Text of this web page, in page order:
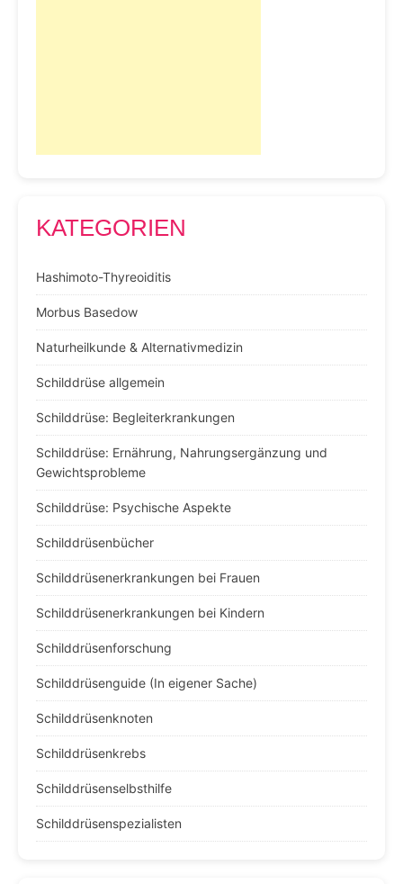
KATEGORIEN
Hashimoto-Thyreoiditis
Morbus Basedow
Naturheilkunde & Alternativmedizin
Schilddrüse allgemein
Schilddrüse: Begleiterkrankungen
Schilddrüse: Ernährung, Nahrungsergänzung und
Gewichtsprobleme
Schilddrüse: Psychische Aspekte
Schilddrüsenbücher
Schilddrüsenerkrankungen bei Frauen
Schilddrüsenerkrankungen bei Kindern
Schilddrüsenforschung
Schilddrüsenguide (In eigener Sache)
Schilddrüsenknoten
Schilddrüsenkrebs
Schilddrüsenselbsthilfe
Schilddrüsenspezialisten